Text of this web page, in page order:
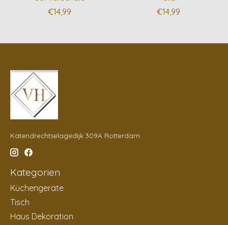
€14,99
€14,99
Katendrechtselagedijk 309A Rotterdam
Kategorien
Küchengeräte
Tisch
Haus Dekoration